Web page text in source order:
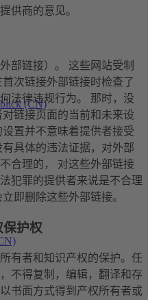
(CN)
供商的意见。
部链接）。 这些网站受制
次链接外部链接时检查了
法律违规行为。 那时，没
链接页面的当前和未来设
置并不意味着提供者接受
具体的违法证据，对外部
合理的， 对这些外部链接
犯罪的提供者来说是不合理
即删除这些外部链接。
保护权
有者和知识产权的保护。任
不得复制，编辑，翻译和存
书面方式得到产权所有者或